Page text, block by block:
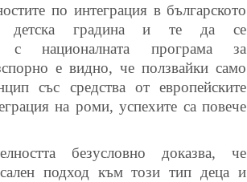
по интеграция в българското
детска градина и те да се
с националната програма за
е видно, че ползвайки само
със средства от европейските
на роми, успехите са повече
безусловно доказва, че
подход към този тип деца и